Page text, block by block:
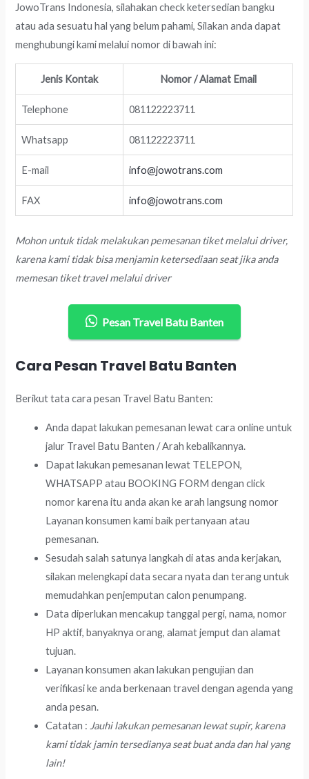
JowoTrans Indonesia, silahakan check ketersedian bangku
atau ada sesuatu hal yang belum pahami, Silakan anda dapat
menghubungi kami melalui nomor di bawah ini:
Jenis Kontak Nomor / Alamat Email
Telephone 081122223711
Whatsapp 081122223711
E-mail info@jowotrans.com
FAX info@jowotrans.com
Mohon untuk tidak melakukan pemesanan tiket melalui driver,
karena kami tidak bisa menjamin ketersediaan seat jika anda
memesan tiket travel melalui driver
Pesan Travel Batu Banten
Cara Pesan Travel Batu Banten
Berikut tata cara pesan Travel Batu Banten:
Anda dapat lakukan pemesanan lewat cara online untuk
jalur Travel Batu Banten / Arah kebalikannya.
Dapat lakukan pemesanan lewat TELEPON,
WHATSAPP atau BOOKING FORM dengan click
nomor karena itu anda akan ke arah langsung nomor
Layanan konsumen kami baik pertanyaan atau
pemesanan.
Sesudah salah satunya langkah di atas anda kerjakan,
silakan melengkapi data secara nyata dan terang untuk
memudahkan penjemputan calon penumpang.
Data diperlukan mencakup tanggal pergi, nama, nomor
HP aktif, banyaknya orang, alamat jemput dan alamat
tujuan.
Layanan konsumen akan lakukan pengujian dan
verifikasi ke anda berkenaan travel dengan agenda yang
anda pesan.
Catatan : Jauhi lakukan pemesanan lewat supir, karena
kami tidak jamin tersedianya seat buat anda dan hal yang
lain!